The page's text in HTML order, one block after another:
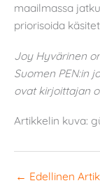
maailmassa
priorisoida
Joy Hyvärinen
Suomen PEN:in
ovat kirjoittajan
Artikkelin kuva:
← Edellinen